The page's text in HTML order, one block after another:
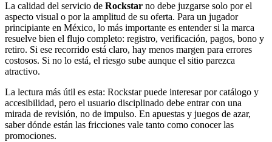
La calidad del servicio de Rockstar no debe juzgarse solo por el
aspecto visual o por la amplitud de su oferta. Para un jugador
principiante en México, lo más importante es entender si la marca
resuelve bien el flujo completo: registro, verificación, pagos, bono y
retiro. Si ese recorrido está claro, hay menos margen para errores
costosos. Si no lo está, el riesgo sube aunque el sitio parezca
atractivo.
La lectura más útil es esta: Rockstar puede interesar por catálogo y
accesibilidad, pero el usuario disciplinado debe entrar con una
mirada de revisión, no de impulso. En apuestas y juegos de azar,
saber dónde están las fricciones vale tanto como conocer las
promociones.